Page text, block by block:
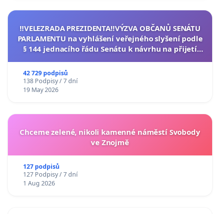
‼️VELEZRADA PREZIDENTA‼️VÝZVA OBČANŮ SENÁTU
PARLAMENTU na vyhlášení veřejného slyšení podle
§ 144 jednacího řádu Senátu k návrhu na přijetí
42 729 podpisů
138 Podpisy / 7 dní
19 May 2026
Chceme zelené, nikoli kamenné náměstí Svobody
ve Znojmě
127 podpisů
127 Podpisy / 7 dní
1 Aug 2026